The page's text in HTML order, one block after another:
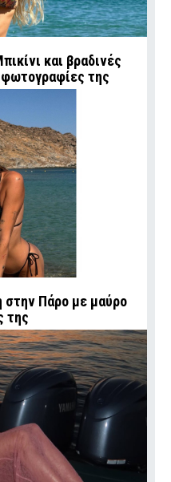
και βραδινές
της
Πάρο με μαύρο
της